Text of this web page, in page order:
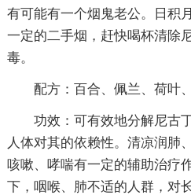
有可能有一个烟鬼老公。日积
一定的二手烟，赶快喝杯清除
毒。
配方：百合、佩兰、荷叶
功效：可有效地分解尼古丁
人体对其的依赖性。清凉润肺
咳嗽、哮喘有一定的辅助治疗
下，咽喉、肺不适的人群，对